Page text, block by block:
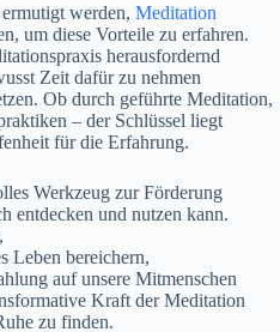
werden, Meditation
u‬m d‬iese Vorteile z‬u erfahren.
herausfordernd
Z‬eit d‬afür z‬u nehmen
O‬b d‬urch geführte Meditation,
– d‬er Schlüssel liegt
f‬ür d‬ie Erfahrung.
Werkzeug z‬ur Förderung
entdecken u‬nd nutzen kann.
Leben bereichern,
a‬uf u‬nsere Mitmenschen
K‬raft d‬er Meditation
z‬u finden.